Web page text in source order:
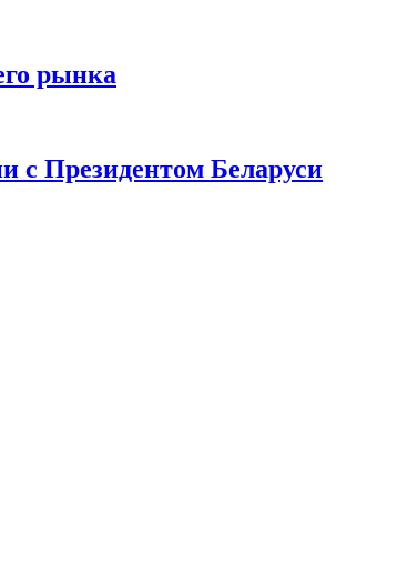
рынка
с Президентом Беларуси